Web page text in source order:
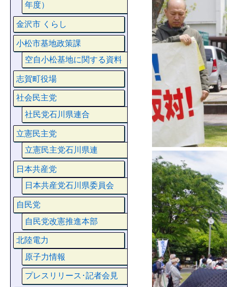
年度）
金沢市 くらし
小松市基地政策課
空自小松基地に関する資料
志賀町役場
社会民主党
社民党石川県連合
立憲民主党
立憲民主党石川県連
日本共産党
日本共産党石川県委員会
自民党
自民党改憲推進本部
北陸電力
原子力情報
プレスリリース･記者会見